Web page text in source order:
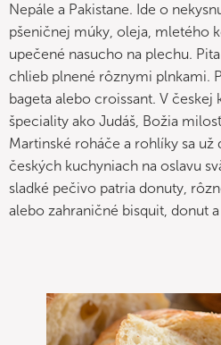
Nepále a Pakistane. Ide o
pšeničnej múky, oleja, mletého
upečené nasucho na plechu.
chlieb plnené rôznymi plnkami.
bageta alebo croissant. V českej
špeciality ako Judáš, Božia
Martinské roháče a rohlíky sa
českých kuchyniach na oslavu
sladké pečivo patria donuty,
alebo zahraničné bisquit, donut